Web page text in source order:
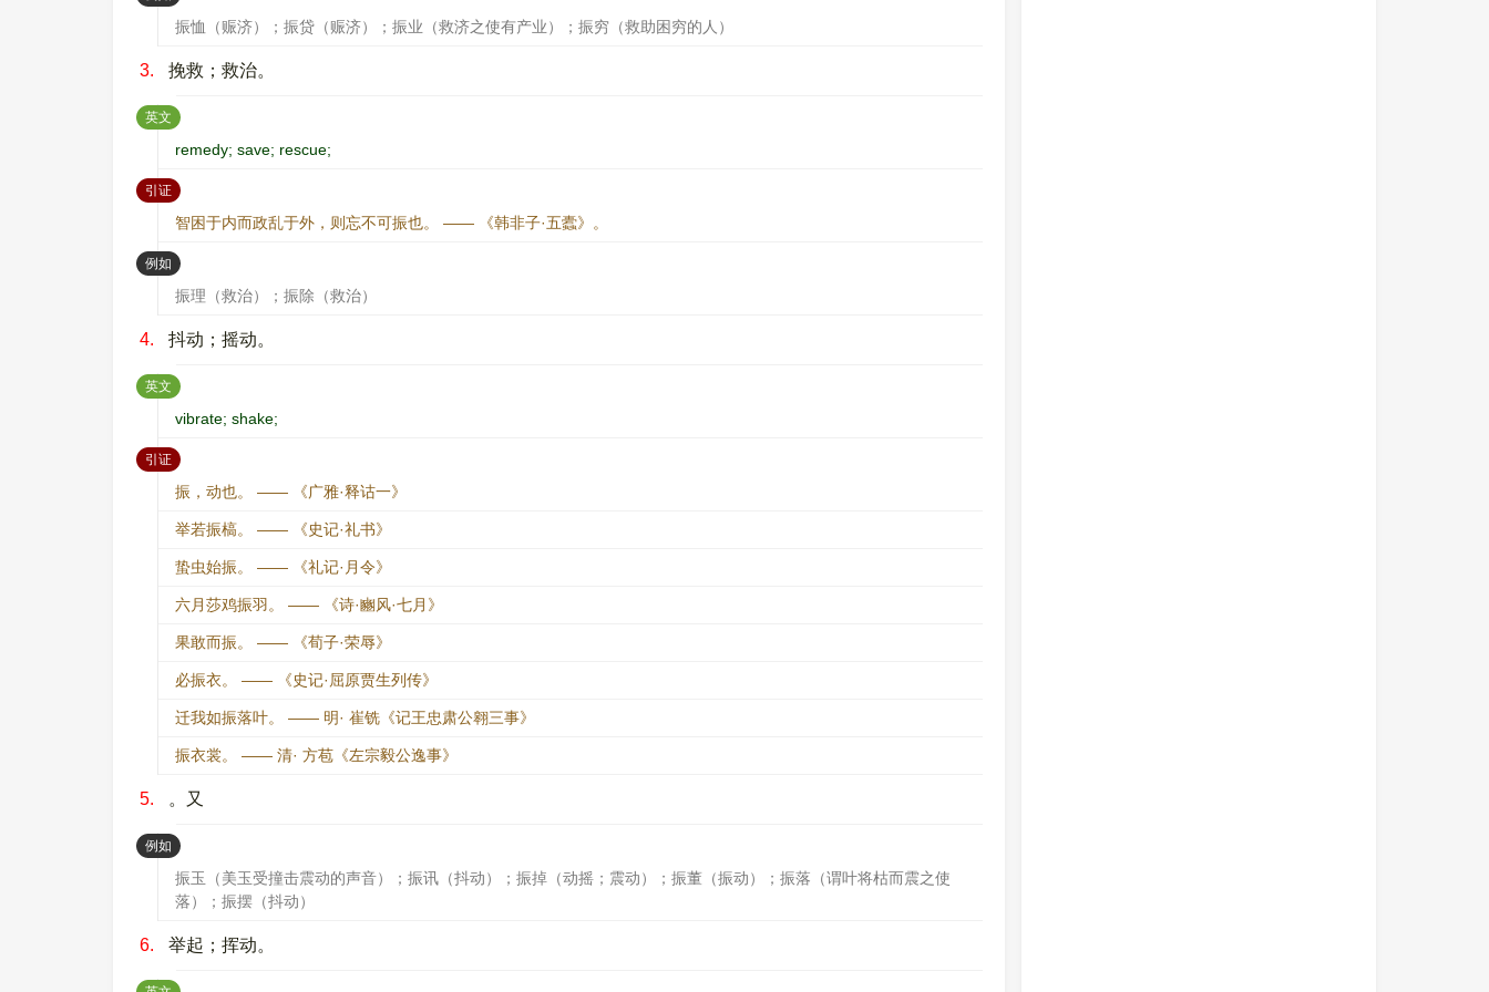
振恤（赈济）；振贷（赈济）；振业（救济之使有产业）；振穷（救助困穷的人）
3. 挽救；救治。
英文 ：
remedy; save; rescue;
引证：
智困于内而政乱于外，则忘不可振也。 —— 《韩非子·五蠹》。
例如 ：
振理（救治）；振除（救治）
4. 抖动；摇动。
英文 ：
vibrate; shake;
引证：
振，动也。 —— 《广雅·释诂一》
举若振槁。 —— 《史记·礼书》
蛰虫始振。 —— 《礼记·月令》
六月莎鸡振羽。 —— 《诗·豳风·七月》
果敢而振。 —— 《荀子·荣辱》
必振衣。 —— 《史记·屈原贾生列传》
迁我如振落叶。 —— 明· 崔铣《记王忠肃公翱三事》
振衣裳。 —— 清· 方苞《左宗毅公逸事》
5. 。又
例如 ：
振玉（美玉受撞击震动的声音）；振讯（抖动）；振掉（动摇；震动）；振董（振动）；振落（谓叶将枯而震之使
落）；振摆（抖动）
6. 举起；挥动。